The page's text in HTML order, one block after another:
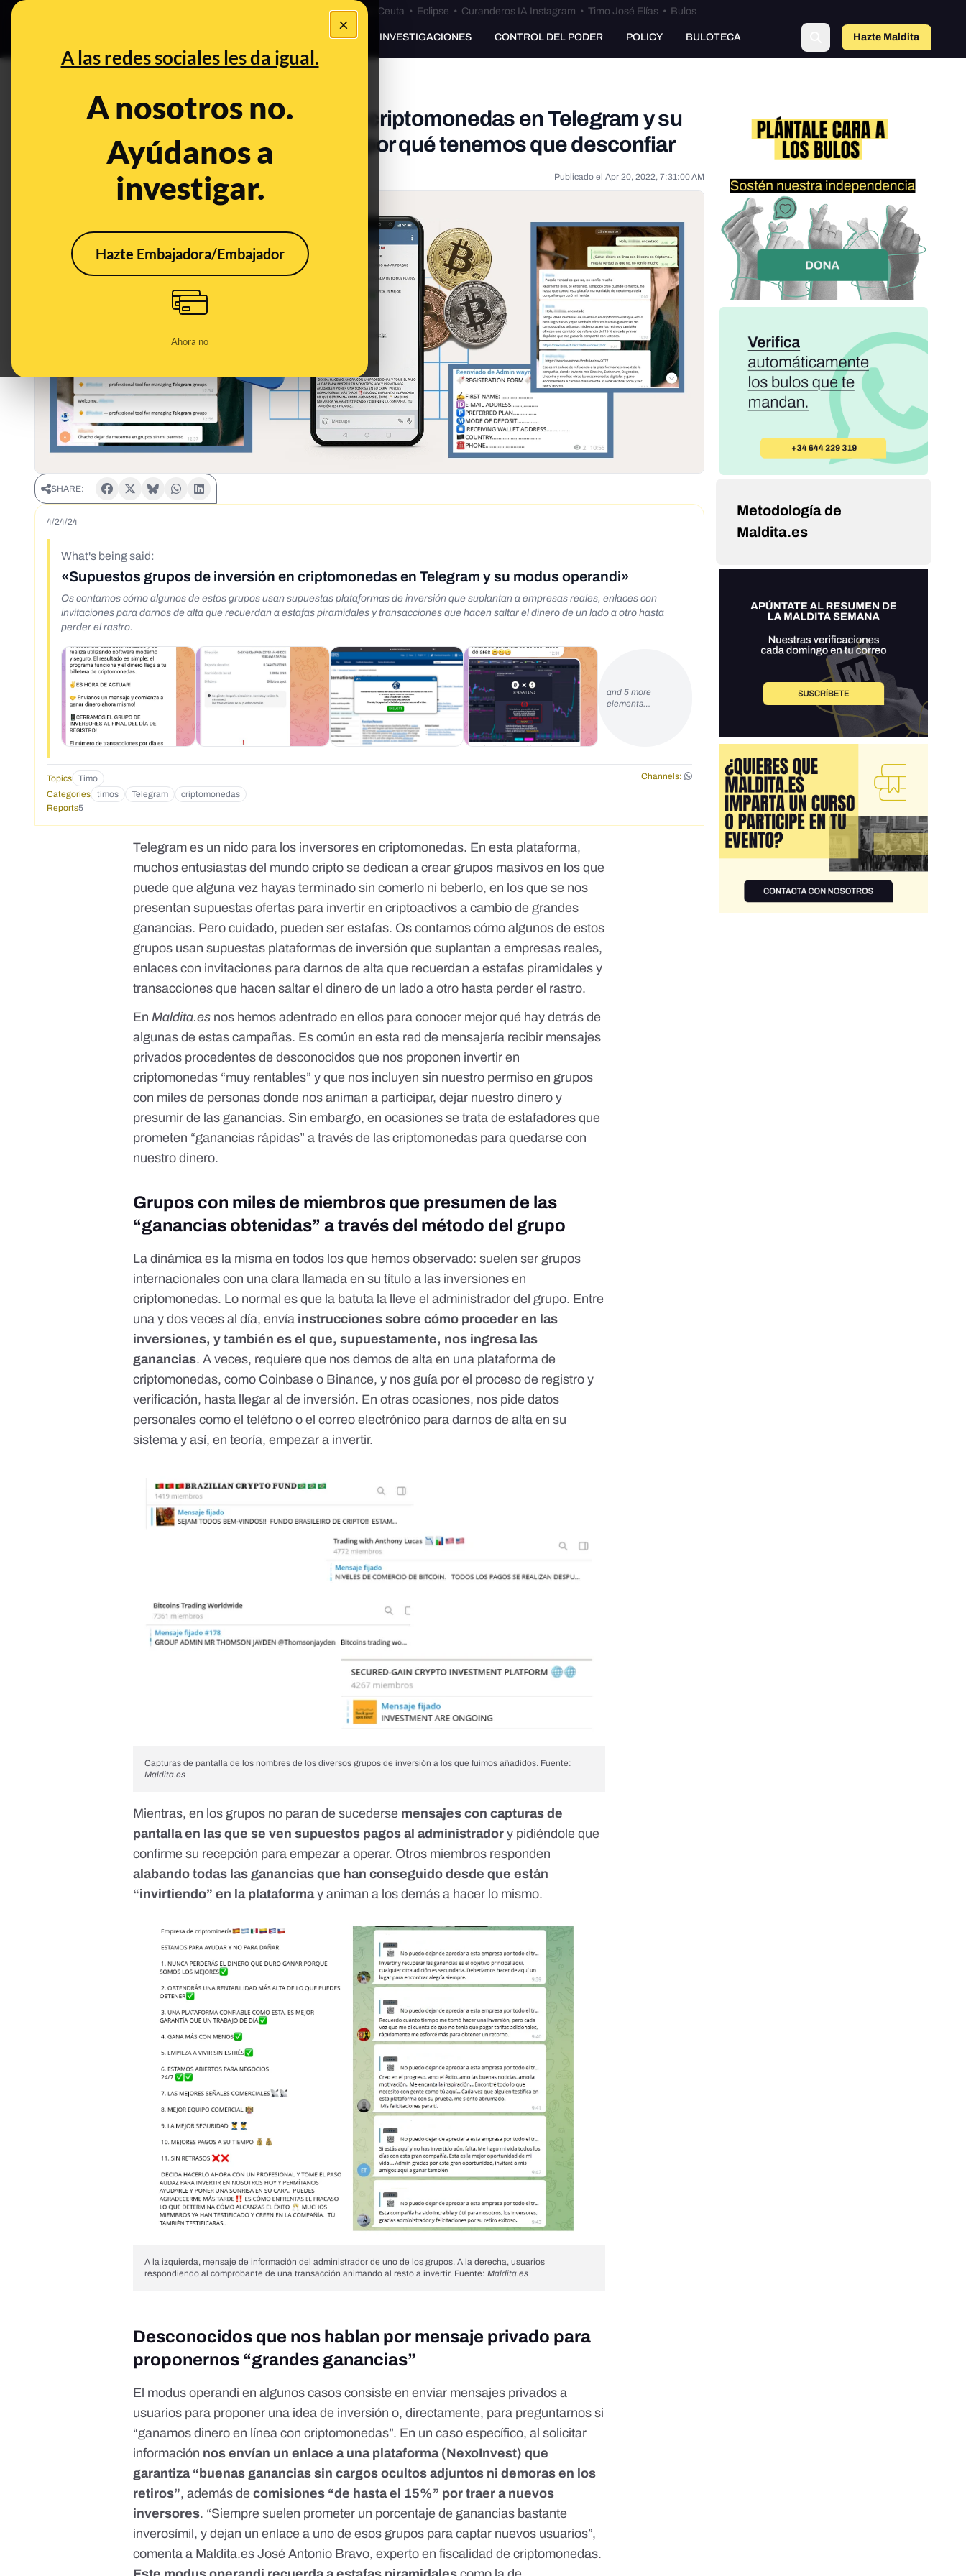
×
A las redes sociales les da igual.
A nosotros no.
Ayúdanos a
investigar.
Hazte Embajadora/Embajador
Ahora no
Especial Ceuta•Bulos Ceuta • Eclipse • Curanderos IA Instagram • Timo José Elías • Bulos
PREBUNKING INVESTIGACIONES CONTROL DEL PODER POLICY BULOTECA Hazte Maldito
Supuestos grupos de inversión en criptomonedas en Telegram y su
modus operandi: qué hay detrás y por qué tenemos que desconfiar
Publicado el Apr 20, 2022, 7:31:00 AM
SHARE:
4/24/24
What's being said:
«Supuestos grupos de inversión en criptomonedas en Telegram y su modus operandi»
Os contamos cómo algunos de estos grupos usan supuestas plataformas de inversión que suplantan a empresas reales, enlaces con
invitaciones para darnos de alta que recuerdan a estafas piramidales y transacciones que hacen saltar el dinero de un lado a otro hasta
perder el rastro.
and 5 more
elements…
Topics Timo
Channels:
Categories
timos Telegram
criptomonedas
Reports5
Telegram es un nido para los inversores en criptomonedas. En esta plataforma,
muchos entusiastas del mundo cripto se dedican a crear grupos masivos en los que
puede que alguna vez hayas terminado sin comerlo ni beberlo, en los que se nos
presentan supuestas ofertas para invertir en criptoactivos a cambio de grandes
ganancias. Pero cuidado, pueden ser estafas. Os contamos cómo algunos de estos
grupos usan supuestas plataformas de inversión que suplantan a empresas reales,
enlaces con invitaciones para darnos de alta que recuerdan a estafas piramidales y
transacciones que hacen saltar el dinero de un lado a otro hasta perder el rastro.
EnMaldita.es nos hemos adentrado en ellos para conocer mejor qué hay detrás de
algunas de estas campañas. Es común en esta red de mensajería recibir mensajes
privados procedentes de desconocidos que nos proponen invertir en
criptomonedas “muy rentables” y que nos incluyen sin nuestro permiso en grupos
con miles de personas donde nos animan a participar, dejar nuestro dinero y
presumir de las ganancias. Sin embargo, en ocasiones se trata de estafadores que
prometen “ganancias rápidas” a través de las criptomonedas para quedarse con
nuestro dinero.
Grupos con miles de miembros que presumen de las
“ganancias obtenidas” a través del método del grupo
La dinámica es la misma en todos los que hemos observado: suelen ser grupos
internacionales con una clara llamada en su título a las inversiones en
criptomonedas. Lo normal es que la batuta la lleve el administrador del grupo. Entre
una y dos veces al día, envía instrucciones sobre cómo proceder en las
inversiones, y también es el que, supuestamente, nos ingresa las
ganancias. A veces, requiere que nos demos de alta en una plataforma de
criptomonedas, como Coinbase o Binance, y nos guía por el proceso de registro y
verificación, hasta llegar al de inversión. En otras ocasiones, nos pide datos
personales como el teléfono o el correo electrónico para darnos de alta en su
sistema y así, en teoría, empezar a invertir.
Capturas de pantalla de los nombres de los diversos grupos de inversión a los que fuimos añadidos. Fuente:
Maldita.es
Mientras, en los grupos no paran de sucederse mensajes con capturas de
pantalla en las que se ven supuestos pagos al administrador y pidiéndole que
confirme su recepción para empezar a operar. Otros miembros responden
alabando todas las ganancias que han conseguido desde que están
“invirtiendo” en la plataformay animan a los demás a hacer lo mismo.
A la izquierda, mensaje de información del administrador de uno de los grupos. A la derecha, usuarios
respondiendo al comprobante de una transacción animando al resto a invertir. Fuente:Maldita.es
Desconocidos que nos hablan por mensaje privado para
proponernos “grandes ganancias”
El modus operandi en algunos casos consiste en enviar mensajes privados a
usuarios para proponer una idea de inversión o, directamente, para preguntarnos si
“ganamos dinero en línea con criptomonedas”. En un caso específico, al solicitar
información nos envían un enlace a una plataforma (NexoInvest) que
garantiza “buenas ganancias sin cargos ocultos adjuntos ni demoras en los
retiros”, además decomisiones “de hasta el 15%” por traer a nuevos
inversores. “Siempre suelen prometer un porcentaje de ganancias bastante
inverosímil, y dejan un enlace a uno de esos grupos para captar nuevos usuarios”,
comenta a Maldita.es José Antonio Bravo, experto en fiscalidad de criptomonedas.
Metodología de
Maldita.es